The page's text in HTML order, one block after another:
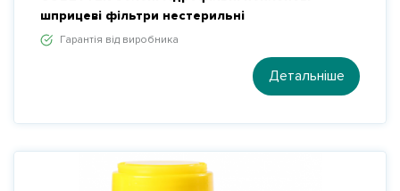
шприцеві фільтри нестерильні
Гарантія від виробника
Детальніше